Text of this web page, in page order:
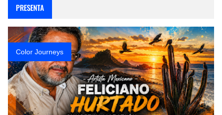
PRESENTA
Color Journeys